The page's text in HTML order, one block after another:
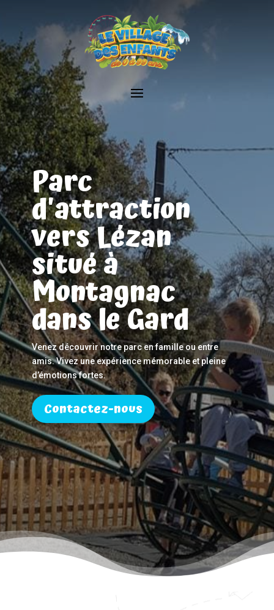
Parc
d'attraction
vers Lézan
situé à
Montagnac
dans le Gard
Venez découvrir notre parc en famille ou entre
amis. Vivez une expérience mémorable et pleine
d’émotions fortes.
Contactez-nous